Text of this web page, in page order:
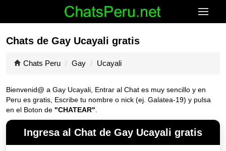
Chats de Gay Ucayali gratis
Chats Peru Gay Ucayali
Bienvenid@ a Gay Ucayali, Entrar al Chat es muy sencillo y en
Peru es gratis, Escribe tu nombre o nick (ej. Galatea-19) y pulsa
en el Boton de "CHATEAR"
Ingresa al Chat de Gay Ucayali gratis